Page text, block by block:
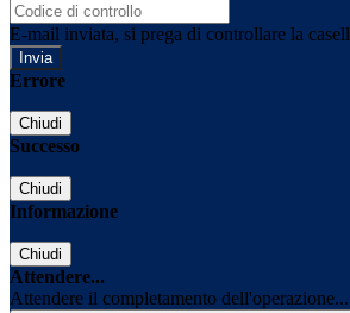
E-mail inviata, si prega di controllare la
Errore
Chiudi
Successo
Chiudi
Informazione
Chiudi
Attendere...
Attendere il completamento dell'operazione...